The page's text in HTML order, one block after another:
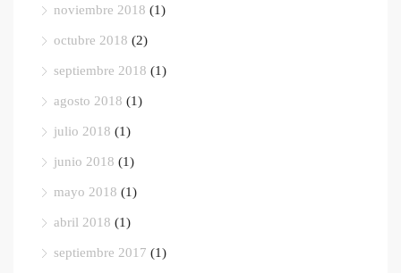
noviembre 2018 (1)
octubre 2018 (2)
septiembre 2018 (1)
agosto 2018 (1)
julio 2018 (1)
junio 2018 (1)
mayo 2018 (1)
abril 2018 (1)
septiembre 2017 (1)